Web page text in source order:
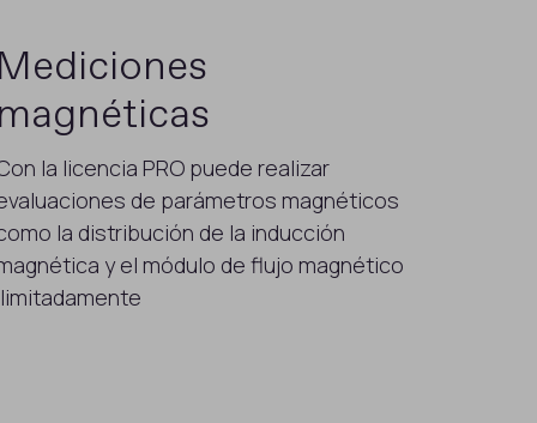
la licencia PRO puede realizar
de parámetros magnéticos
la distribución de la inducción
y el módulo de flujo magnético